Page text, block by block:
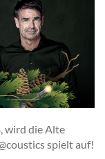
wird die Alte
spielt auf!